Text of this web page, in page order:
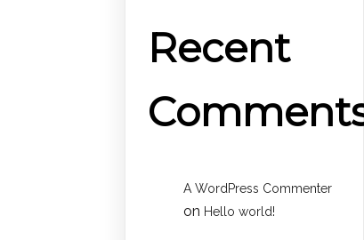
Recent
A WordPress Commenter
on Hello world!